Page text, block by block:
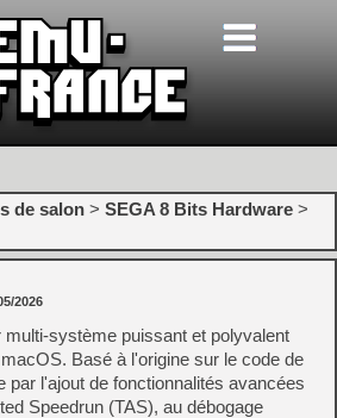
de salon > SEGA 8 Bits Hardware >
2026
multi-système puissant et polyvalent
Basé à l'origine sur le code de
par l'ajout de fonctionnalités avancées
Speedrun (TAS), au débogage